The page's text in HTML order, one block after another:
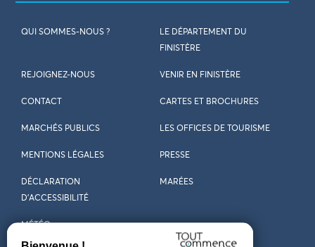
QUI SOMMES-NOUS ?
LE DÉPARTEMENT DU
FINISTÈRE
REJOIGNEZ-NOUS VENIR EN FINISTÈRE
CONTACT CARTES ET BROCHURES
MARCHÉS PUBLICS LES OFFICES DE TOURISME
MENTIONS LÉGALES PRESSE
DÉCLARATION
D’ACCESSIBILITÉ
MARÉES
MÉTÉO